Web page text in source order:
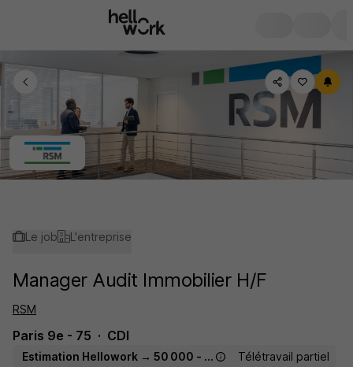
Le job L'entreprise
Manager Audit Immobilier H/F
RSM
Paris 9e - 75 CDI
Estimation Hellowork → 50 000 - 75 000 € / anTélétravail partiel